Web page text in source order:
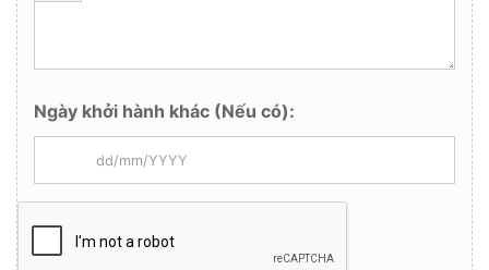
Ngày khởi hành khác (Nếu có):